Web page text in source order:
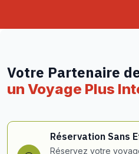
Votre Partenaire
un Voyage Plus
Réservation Sans
Réservez votre